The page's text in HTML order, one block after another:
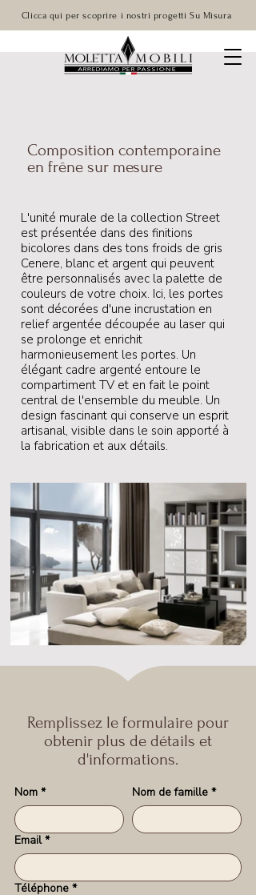
Clicca qui per scoprire i nostri progetti Su Misura
Composition contemporaine
en frêne sur mesure
L'unité murale de la collection Street
est présentée dans des finitions
bicolores dans des tons froids de gris
Cenere, blanc et argent qui peuvent
être personnalisés avec la palette de
couleurs de votre choix. Ici, les portes
sont décorées d'une incrustation en
relief argentée découpée au laser qui
se prolonge et enrichit
harmonieusement les portes. Un
élégant cadre argenté entoure le
compartiment TV et en fait le point
central de l'ensemble du meuble. Un
design fascinant qui conserve un esprit
artisanal, visible dans le soin apporté à
la fabrication et aux détails.
Remplissez le formulaire pour
obtenir plus de détails et
d'informations.
Nom * Nom de famille *
Email *
Téléphone *